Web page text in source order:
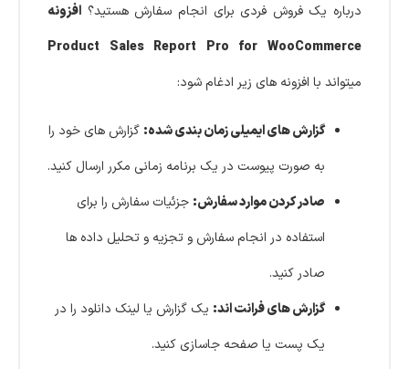
درباره یک فروش فردی برای انجام سفارش هستید؟ افزونه
Product Sales Report Pro for WooCommerce
میتواند با افزونه های زیر ادغام شود:
گزارش های ایمیلی زمان بندی شده: گزارش های خود را
به صورت پیوست در یک برنامه زمانی مکرر ارسال کنید.
صادر کردن موارد سفارش: جزئیات سفارش را برای
استفاده در انجام سفارش و تجزیه و تحلیل داده ها
صادر کنید.
گزارش های فرانت اند: یک گزارش یا لینک دانلود را در
یک پست یا صفحه جاسازی کنید.